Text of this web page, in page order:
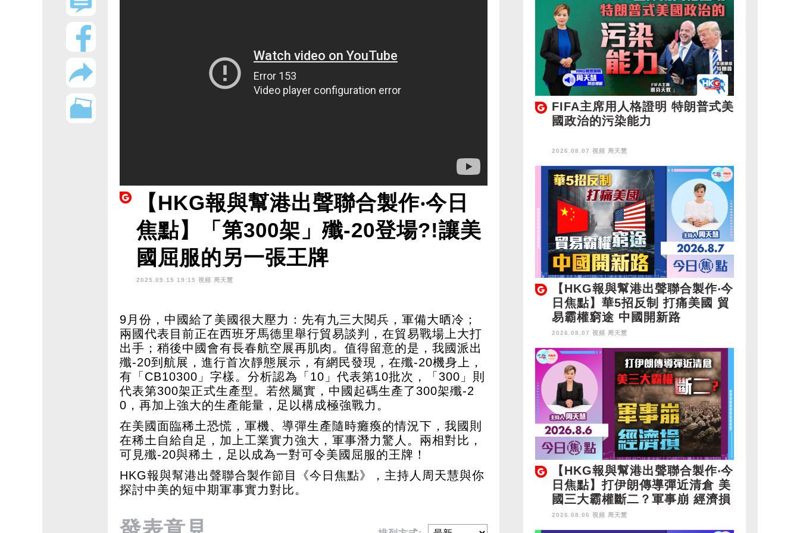
【HKG報與幫港出聲聯合製作‧今日
焦點】「第300架」殲-20登場?!讓美
國屈服的另一張王牌
2025.09.15 19:15 視頻 周天慧
9月份，中國給了美國很大壓力：先有九三大閱兵，軍備大晒冷；
兩國代表目前正在西班牙馬德里舉行貿易談判，在貿易戰場上大打
出手；稍後中國會有長春航空展再肌肉。值得留意的是，我國派出
殲-20到航展，進行首次靜態展示，有網民發現，在殲-20機身上，
有「CB10300」字樣。分析認為「10」代表第10批次，「300」則
代表第300架正式生產型。若然屬實，中國起碼生產了300架殲-2
0，再加上強大的生產能量，足以構成極強戰力。
在美國面臨稀土恐慌，軍機、導彈生產隨時癱瘓的情況下，我國則
在稀土自給自足，加上工業實力強大，軍事潛力驚人。兩相對比，
可見殲-20與稀土，足以成為一對可令美國屈服的王牌！
HKG報與幫港出聲聯合製作節目《今日焦點》，主持人周天慧與你
探討中美的短中期軍事實力對比。
FIFA主席用人格證明 特朗普式美
國政治的污染能力
2026.08.07 視頻 周天慧
【HKG報與幫港出聲聯合製作‧今
日焦點】華5招反制 打痛美國 貿
易霸權窮途 中國開新路
2026.08.07 視頻 周天慧
【HKG報與幫港出聲聯合製作‧今
日焦點】打伊朗傳導彈近清倉 美
國三大霸權斷二？軍事崩 經濟損
2026.08.06 視頻 周天慧